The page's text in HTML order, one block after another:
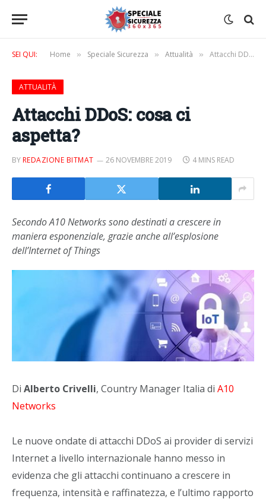
SEI QUI: Home » Speciale Sicurezza » Attualità » Attacchi DDoS: cosa ci aspetta?
ATTUALITÀ
Attacchi DDoS: cosa ci
aspetta?
BYREDAZIONE BITMAT 26 NOVEMBRE 2019 4 MINS READ
Secondo A10 Networks sono destinati a crescere in
maniera esponenziale, grazie anche all’esplosione
dell’Internet of Things
Di Alberto Crivelli, Country Manager Italia di A10
Networks
Le nuove ondate di attacchi DDoS ai provider di servizi
Internet a livello internazionale hanno messo in
evidenza che gli attacchi continuano a crescere in
frequenza, intensità e raffinatezza, e l’ultimo rapporto